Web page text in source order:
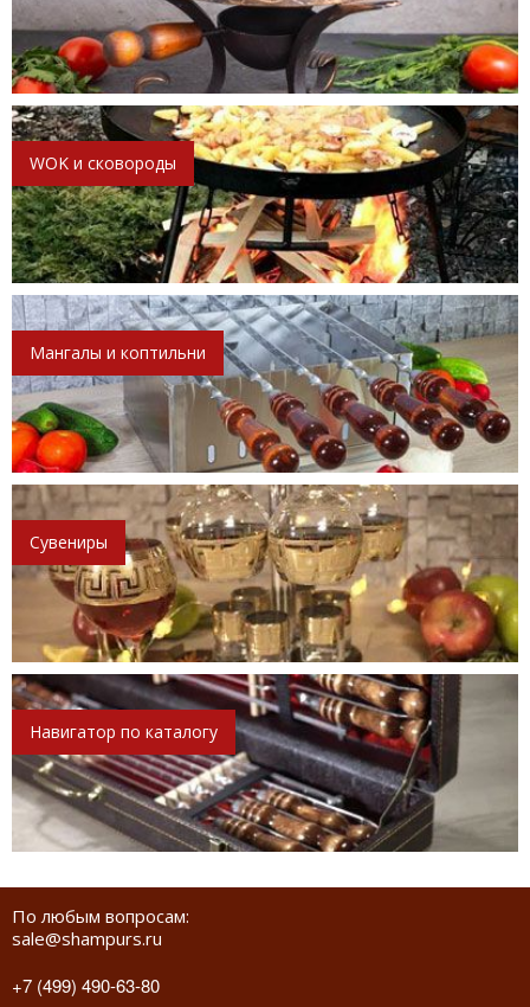
WOK и сковороды
Мангалы и коптильни
Сувениры
Навигатор по каталогу
По любым вопросам:
sale@shampurs.ru
+7 (499) 490-63-80